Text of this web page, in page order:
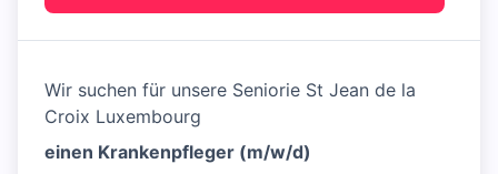
Wir suchen für unsere Seniorie St Jean de la
Croix Luxembourg
einen Krankenpfleger (m/w/d)